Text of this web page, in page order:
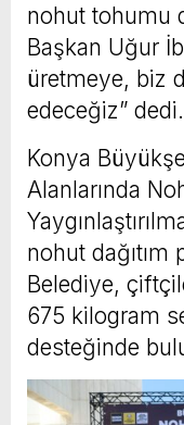
nohut tohumu
Başkan Uğur
üretmeye, biz
edeceğiz” dedi.
Konya
Alanlarında
nohut dağıtım
Belediye,
675 kilogram
desteğinde